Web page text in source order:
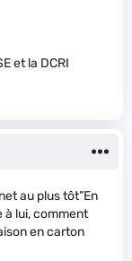
et la DCRI
au plus tôt”En
à lui, comment
en carton